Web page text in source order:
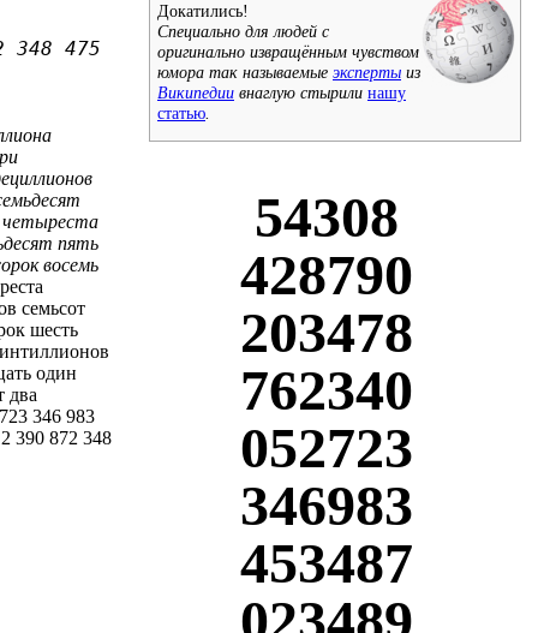
Докатились!
Специально для людей с
оригинально извращённым чувством
юмора так называемые эксперты из
Википедии внаглую стырили нашу
статью
54308
428790
203478
762340
052723
346983
453487
023489
348 475
четыреста
пять
восемь
семьсот
шесть
один
два
346 983
390 872 348